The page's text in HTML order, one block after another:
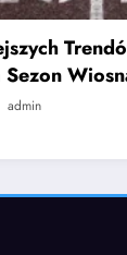
Trendów w
Wiosna-